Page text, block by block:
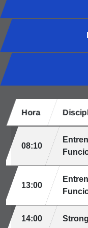
Hora
08:10
13:00
14:00